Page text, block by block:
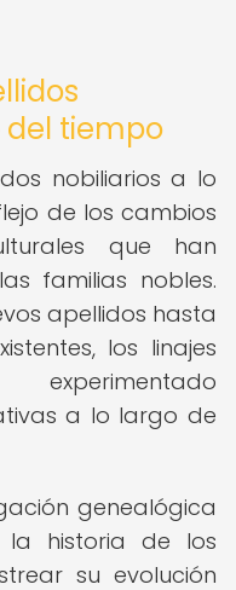
del tiempo
nobiliarios a lo
de los cambios
que han
familias nobles.
apellidos hasta
los linajes
a lo largo de
genealógica
la historia de los
su evolución